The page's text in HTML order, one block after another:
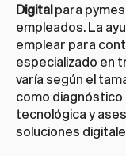
Digital para pymes
empleados. La
emplear para
especializado en
varía según el
como diagnóstico
tecnológica y
soluciones